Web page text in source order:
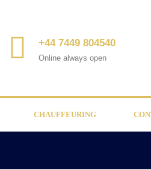
+44 7449 804540
Online always open
CHAUFFEURING